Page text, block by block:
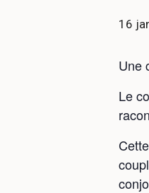
16
Une
Le